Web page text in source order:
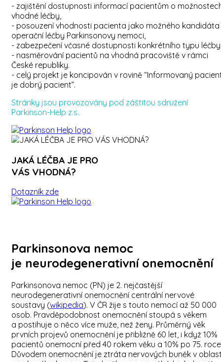
- zajištění dostupnosti informací pacientům o
vhodné léčby,
- posouzení vhodnosti pacienta jako možného kandidáta
operační léčby Parkinsonovy nemoci,
- zabezpečení včasné dostupnosti konkrétního typu
- nasměrování pacientů na vhodná pracoviště v rámci
České republiky.
- celý projekt je koncipován v rovině “Informovaný
je dobrý pacient”.
Stránky jsou provozovány pod záštitou sdružení
Parkinson-Help z.s..
JAKÁ LÉČBA JE PRO
VÁS VHODNÁ?
Dotazník zde
Parkinsonova nemoc
je neurodegenerativní onemocnění
Parkinsonova nemoc (PN) je 2. nejčastější
neurodegenerativní onemocnění centrální nervové
soustavy (wikipedia). V ČR žije s touto nemocí až 50 000
osob. Pravděpodobnost onemocnění stoupá s věkem
a postihuje o něco více muže, než ženy. Průměrný věk
prvních projevů onemocnění je přibližně 60 let, i když 10%
pacientů onemocní před 40 rokem věku a 10% po 75.
Důvodem onemocnění je ztráta nervových buněk v